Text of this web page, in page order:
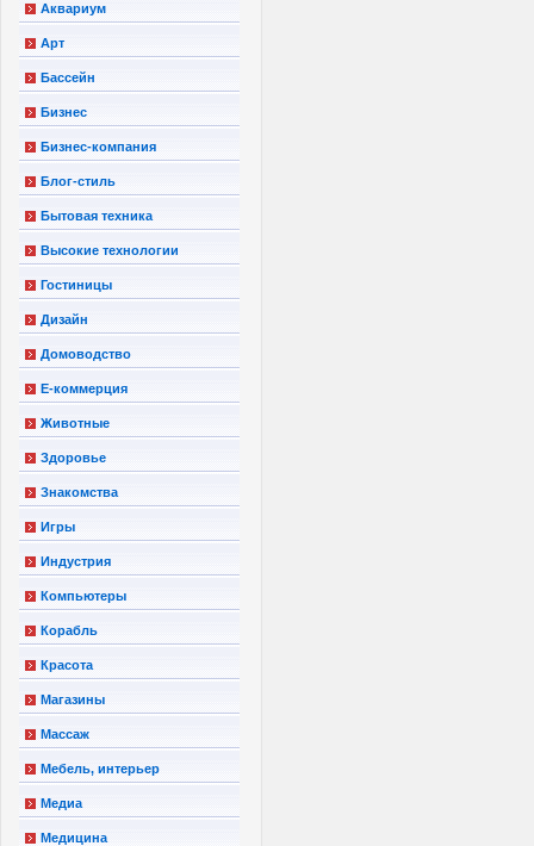
Аквариум
Арт
Бассейн
Бизнес
Бизнес-компания
Блог-стиль
Бытовая техника
Высокие технологии
Гостиницы
Дизайн
Домоводство
Е-коммерция
Животные
Здоровье
Знакомства
Игры
Индустрия
Компьютеры
Корабль
Красота
Магазины
Массаж
Мебель, интерьер
Медиа
Медицина